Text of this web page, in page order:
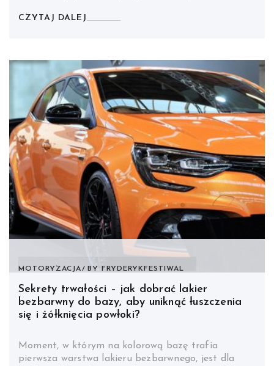
CZYTAJ DALEJ
MOTORYZACJA BY FRYDERYKFESTIWAL
Sekrety trwałości – jak dobrać lakier
bezbarwny do bazy, aby uniknąć łuszczenia
się i żółknięcia powłoki?
Moment, w którym na kolorową bazę trafia
pierwsza warstwa lakieru bezbarwnego, jest dla